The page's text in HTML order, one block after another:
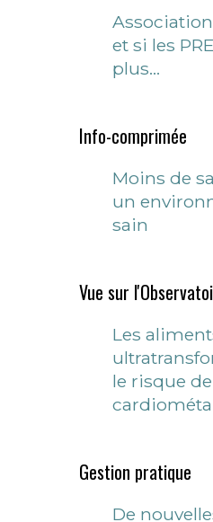
et si les
plus…
Info-comprimée
Moins de
un
sain
Vue sur
Les
le risque
Gestion pratique
De